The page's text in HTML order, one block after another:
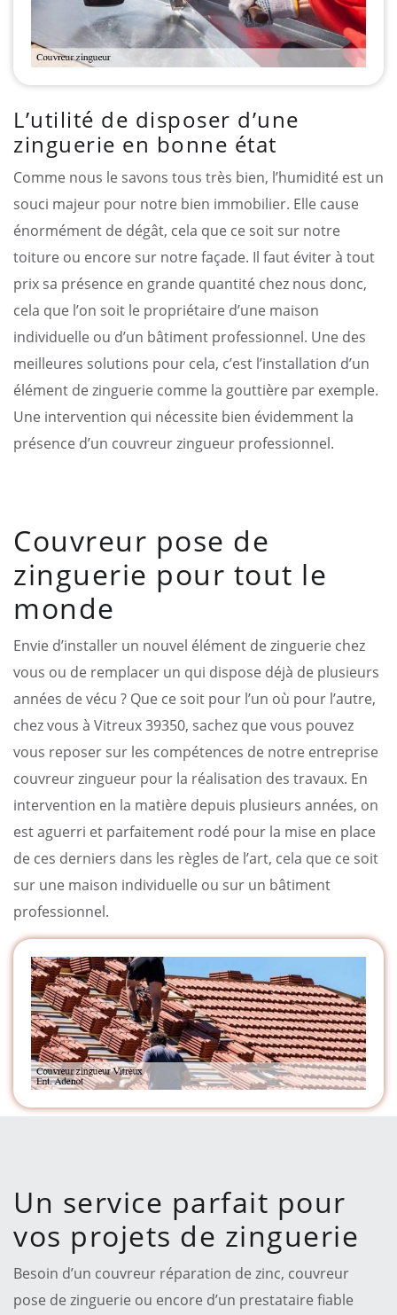
L’utilité de disposer d’une
zinguerie en bonne état
Comme nous le savons tous très bien, l’humidité est un
souci majeur pour notre bien immobilier. Elle cause
énormément de dégât, cela que ce soit sur notre
toiture ou encore sur notre façade. Il faut éviter à tout
prix sa présence en grande quantité chez nous donc,
cela que l’on soit le propriétaire d’une maison
individuelle ou d’un bâtiment professionnel. Une des
meilleures solutions pour cela, c’est l’installation d’un
élément de zinguerie comme la gouttière par exemple.
Une intervention qui nécessite bien évidemment la
présence d’un couvreur zingueur professionnel.
Couvreur pose de
zinguerie pour tout le
monde
Envie d’installer un nouvel élément de zinguerie chez
vous ou de remplacer un qui dispose déjà de plusieurs
années de vécu ? Que ce soit pour l’un où pour l’autre,
chez vous à Vitreux 39350, sachez que vous pouvez
vous reposer sur les compétences de notre entreprise
couvreur zingueur pour la réalisation des travaux. En
intervention en la matière depuis plusieurs années, on
est aguerri et parfaitement rodé pour la mise en place
de ces derniers dans les règles de l’art, cela que ce soit
sur une maison individuelle ou sur un bâtiment
professionnel.
Un service parfait pour
vos projets de zinguerie
Besoin d’un couvreur réparation de zinc, couvreur
pose de zinguerie ou encore d’un prestataire fiable